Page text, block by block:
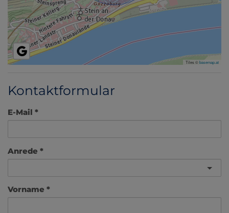
Tiles ©basemap.at
Kontaktformular
E-Mail
Anrede
Vorname